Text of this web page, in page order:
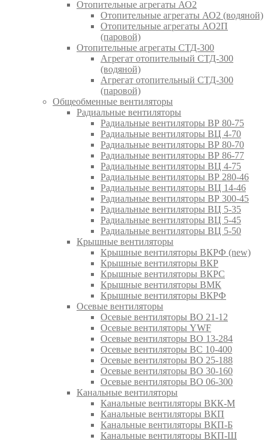
Отопительные агрегаты АО2
Отопительные агрегаты АО2 (водяной)
Отопительные агрегаты АО2П
(паровой)
Отопительные агрегаты СТД-300
Агрегат отопительный СТД-300
(водяной)
Агрегат отопительный СТД-300
(паровой)
Общеобменные вентиляторы
Радиальные вентиляторы
Радиальные вентиляторы ВР 80-75
Радиальные вентиляторы ВЦ 4-70
Радиальные вентиляторы ВР 80-70
Радиальные вентиляторы ВР 86-77
Радиальные вентиляторы ВЦ 4-75
Радиальные вентиляторы ВР 280-46
Радиальные вентиляторы ВЦ 14-46
Радиальные вентиляторы ВР 300-45
Радиальные вентиляторы ВЦ 5-35
Радиальные вентиляторы ВЦ 5-45
Радиальные вентиляторы ВЦ 5-50
Крышные вентиляторы
Крышные вентиляторы ВКРФ (new)
Крышные вентиляторы ВКР
Крышные вентиляторы ВКРС
Крышные вентиляторы ВМК
Крышные вентиляторы ВКРФ
Осевые вентиляторы
Осевые вентиляторы ВО 21-12
Осевые вентиляторы YWF
Осевые вентиляторы ВО 13-284
Осевые вентиляторы ВС 10-400
Осевые вентиляторы ВО 25-188
Осевые вентиляторы ВО 30-160
Осевые вентиляторы ВО 06-300
Канальные вентиляторы
Канальные вентиляторы ВКК-М
Канальные вентиляторы ВКП
Канальные вентиляторы ВКП-Б
Канальные вентиляторы ВКП-Ш